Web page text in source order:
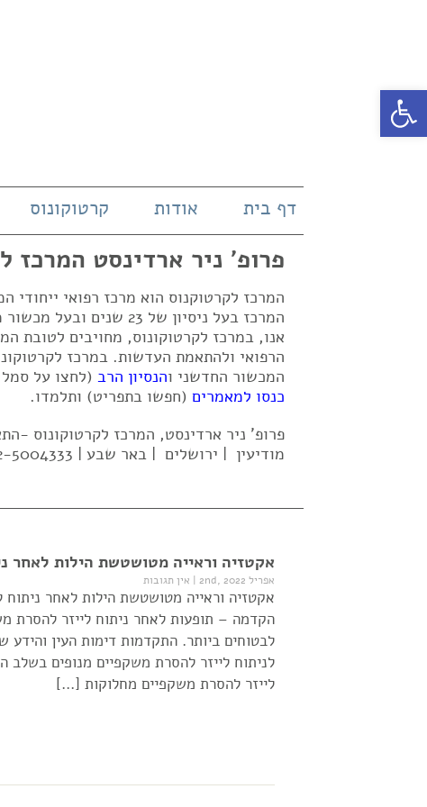
פתח סרגל נגישות
דף בית אודות קרטוקונוס
פרופ' ניר ארדינסט המרכז
המרכז לקרטוקנוס הוא מרכז רפואי
אנו, במרכז לקרטוקונוס, מחויבים לטובת
הרפואי ולהתאמת העדשות. במרכז
המכשור החדשני והנסיון הרב (לחצו על
כנסו למאמרים (חפשו בתפריט) ותלמדו.
פרופ' ניר ארדינסט, המרכז לקרטוקונוס -
מודיעין | ירושלים | באר שבע | 02-5004333| 052-637-2569 |
אקטזיה וראייה מטושטשת הילות לאחר
אפריל 2nd, 2022 | אין תגובות
אקטזיה וראייה מטושטשת הילות לאחר
הקדמה – תופעות לאחר ניתוח לייזר להסרת
לבטוחים ביותר. התקדמות דימות העין
לניתוח לייזר להסרת משקפיים מנופים בשלב
לייזר להסרת משקפיים מחלוקות […]